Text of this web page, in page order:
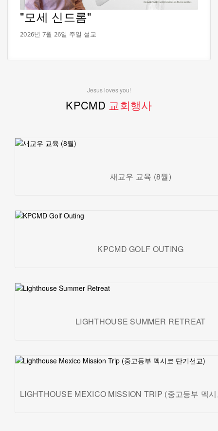
"모세 신드롬"
2026년 7월 26일 주일 설교
Jesus loves you!
KPCMD 교회행사
새교우 교육 (8월)
KPCMD GOLF OUTING
LIGHTHOUSE SUMMER RETREAT
LIGHTHOUSE MEXICO MISSION TRIP (중고등부 멕